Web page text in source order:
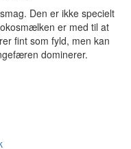
Den er ikke specielt
er med til at
fint som fyld, men kan
dominerer.